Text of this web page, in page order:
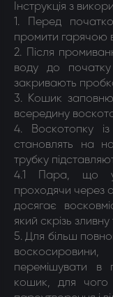
Інструкція з
1. Перед
промити гарячою
2. Після
воду до початку
закривають
3. Кошик
всередину
4. Воскотопку
становлять на
трубку
4.1 Пара, що
проходячи через
досягає
який скрізь зливну
5. Для більш
перемішувати в
кошик, для чого